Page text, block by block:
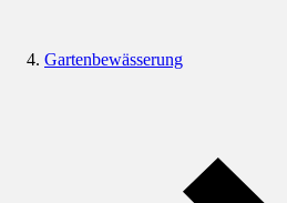
Gartenbewässerung